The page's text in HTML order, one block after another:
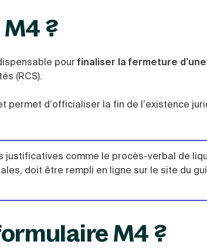
?
pour finaliser la fermeture d’une
(RCS).
permet d’officialiser la fin de l’existence
justificatives comme le procès-verbal de
doit être rempli en ligne sur le site du
M4 ?